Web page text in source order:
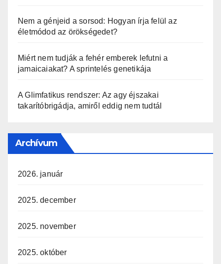
Nem a génjeid a sorsod: Hogyan írja felül az
életmódod az örökségedet?
Miért nem tudják a fehér emberek lefutni a
jamaicaiakat? A sprintelés genetikája
A Glimfatikus rendszer: Az agy éjszakai
takarítóbrigádja, amiről eddig nem tudtál
Archívum
2026. január
2025. december
2025. november
2025. október